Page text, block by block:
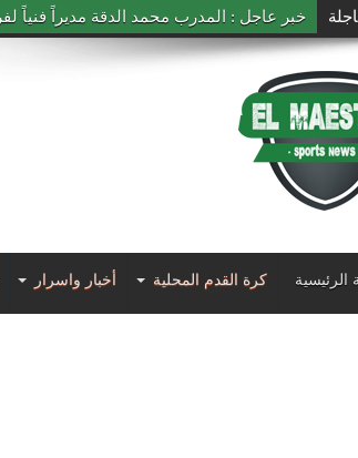
خبر عاجل : المدرب محمد الدقة مديراً فنياً
الرئيسية كرة القدم المحلية أخبار واسرار